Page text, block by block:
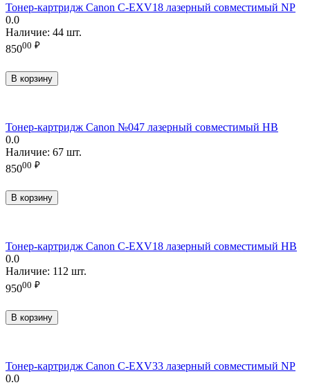
Тонер-картридж Canon C-EXV18 лазерный совместимый NP
0.0
Наличие: 44 шт.
85000 ₽
В корзину
Тонер-картридж Canon №047 лазерный совместимый HB
0.0
Наличие: 67 шт.
85000 ₽
В корзину
Тонер-картридж Canon C-EXV18 лазерный совместимый HB
0.0
Наличие: 112 шт.
95000 ₽
В корзину
Тонер-картридж Canon C-EXV33 лазерный совместимый NP
0.0